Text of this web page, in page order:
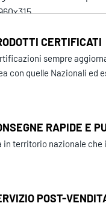
CERTIFICATI
sempre
con quelle Nazionali ed
RAPIDE E
in territorio nazionale che
POST-